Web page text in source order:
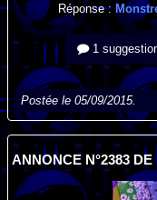
Réponse :
1
Postée le 05/09/2015.
ANNONCE N°2383 DE